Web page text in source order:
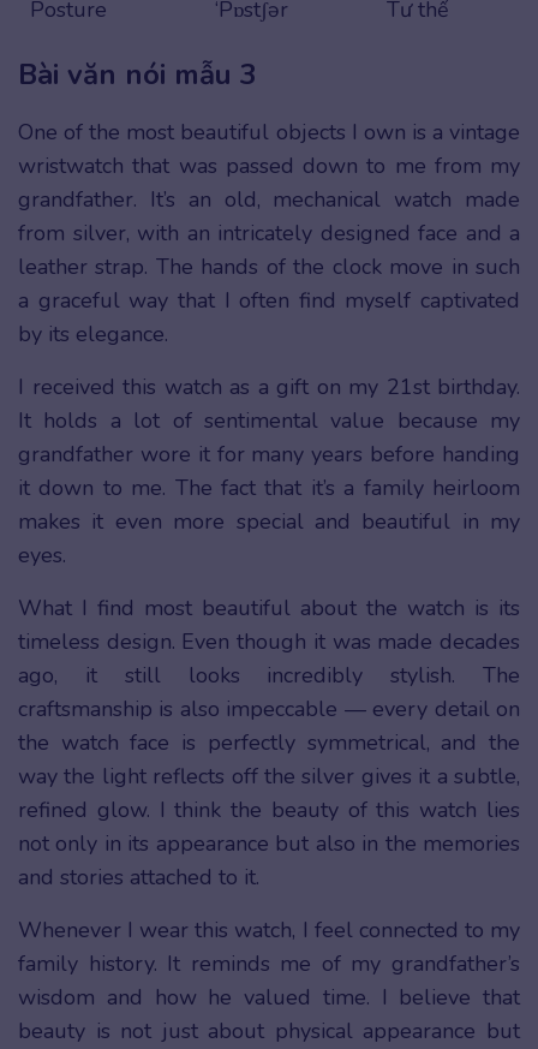
Posture ‘Pɒstʃər Tư thế
Bài văn nói mẫu 3
One of the most beautiful objects I own is a vintage
wristwatch that was passed down to me from my
grandfather. It’s an old, mechanical watch made
from silver, with an intricately designed face and a
leather strap. The hands of the clock move in such
a graceful way that I often find myself captivated
by its elegance.
I received this watch as a gift on my 21st birthday.
It holds a lot of sentimental value because my
grandfather wore it for many years before handing
it down to me. The fact that it’s a family heirloom
makes it even more special and beautiful in my
eyes.
What I find most beautiful about the watch is its
timeless design. Even though it was made decades
ago, it still looks incredibly stylish. The
craftsmanship is also impeccable — every detail on
the watch face is perfectly symmetrical, and the
way the light reflects off the silver gives it a subtle,
refined glow. I think the beauty of this watch lies
not only in its appearance but also in the memories
and stories attached to it.
Whenever I wear this watch, I feel connected to my
family history. It reminds me of my grandfather’s
wisdom and how he valued time. I believe that
beauty is not just about physical appearance but